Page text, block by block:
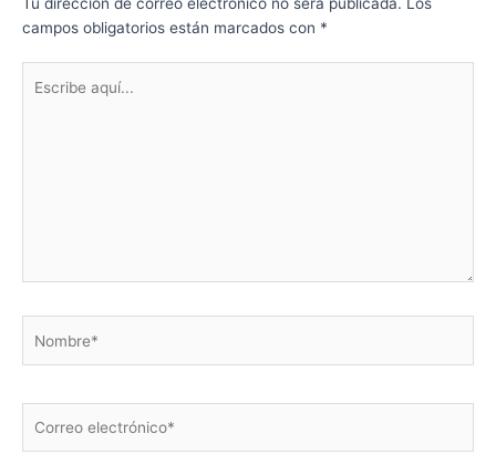
campos obligatorios están marcados con *
aquí...
electrónico*